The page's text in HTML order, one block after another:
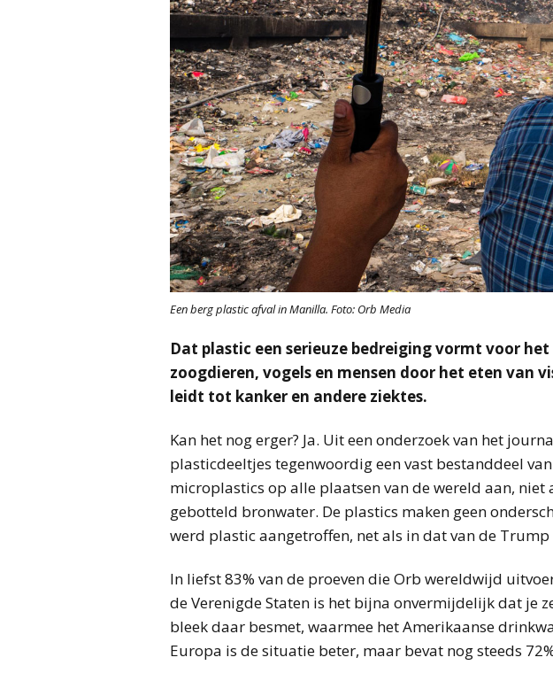
Een berg plastic afval in Manilla. Foto: Orb Media
Dat plastic een serieuze bedreiging vormt voor
zoogdieren, vogels en mensen door het eten van
leidt tot kanker en andere ziektes.
Kan het nog erger? Ja. Uit een onderzoek van het
plasticdeeltjes tegenwoordig een vast bestanddeel
microplastics op alle plaatsen van de wereld aan,
gebotteld bronwater. De plastics maken geen
werd plastic aangetroffen, net als in dat van de Trump
In liefst 83% van de proeven die Orb wereldwijd
de Verenigde Staten is het bijna onvermijdelijk dat je
bleek daar besmet, waarmee het Amerikaanse
Europa is de situatie beter, maar bevat nog steeds